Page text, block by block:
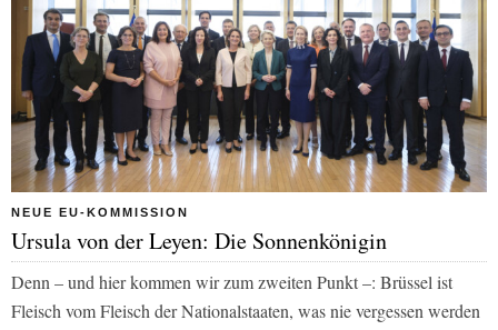
NEUE EU-KOMMISSION
Ursula von der Leyen: Die Sonnenkönigin
Denn – und hier kommen wir zum zweiten Punkt –: Brüssel ist
Fleisch vom Fleisch der Nationalstaaten, was nie vergessen werden